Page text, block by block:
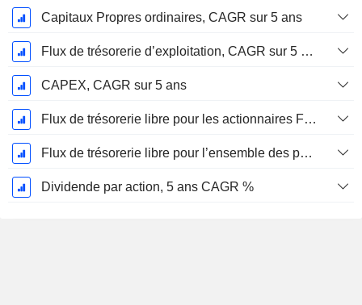
Capitaux Propres ordinaires, CAGR sur 5 ans
Flux de trésorerie d’exploitation, CAGR sur 5 ans
CAPEX, CAGR sur 5 ans
Flux de trésorerie libre pour les actionnaires FCFE, CAGR sur 5 ans
Flux de trésorerie libre pour l’ensemble des pourvoyeurs de fonds (créanciers et actionnaires) FCFF, CAGR sur 5 ans
Dividende par action, 5 ans CAGR %